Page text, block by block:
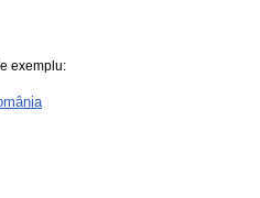
exemplu: